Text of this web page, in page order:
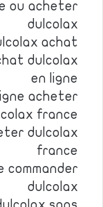
ou acheter
dulcolax
achat
dulcolax
en ligne
acheter
france
dulcolax
france
commander
dulcolax